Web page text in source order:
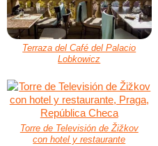
Terraza del Café del Palacio
Lobkowicz
Torre de Televisión de Žižkov
con hotel y restaurante